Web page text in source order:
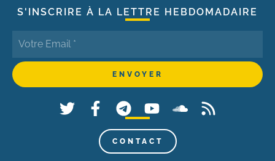
S'INSCRIRE À LA LETTRE HEBDOMADAIRE
CONTACT